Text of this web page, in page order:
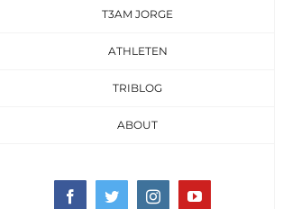
T3AM JORGE
ATHLETEN
TRIBLOG
ABOUT
FacebookTwitterInstagramYouTube